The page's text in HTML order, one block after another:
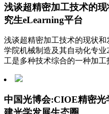
浅谈超精密加工技术的
究生eLearning平台
浅谈超精密加工技术的现状
学院机械制造及其自动化专业
工是多种技术综合的一种加工
中国光博会:CIOE精密